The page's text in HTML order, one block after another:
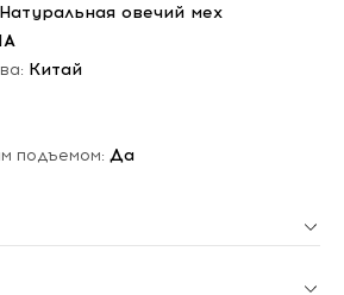
Натуральная овечий мех
Китай
подъемом: Да